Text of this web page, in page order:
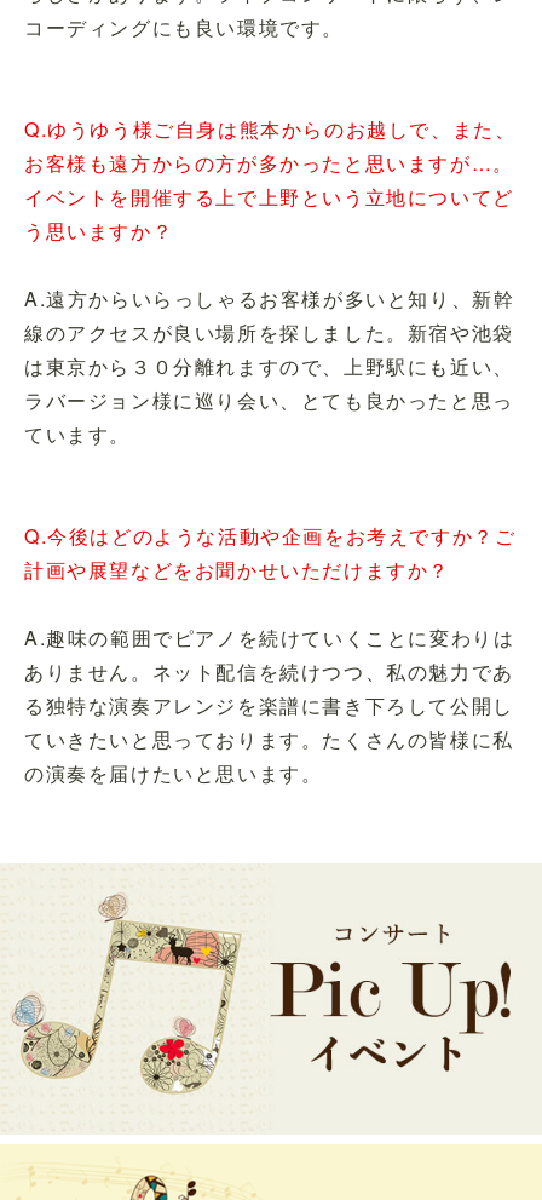
コーディングにも良い環境です。
Q.ゆうゆう様ご自身は熊本からのお越しで、また、
お客様も遠方からの方が多かったと思いますが…。
イベントを開催する上で上野という立地についてど
う思いますか？
A.遠方からいらっしゃるお客様が多いと知り、新幹
線のアクセスが良い場所を探しました。新宿や池袋
は東京から３０分離れますので、上野駅にも近い、
ラバージョン様に巡り会い、とても良かったと思っ
ています。
Q.今後はどのような活動や企画をお考えですか？ご
計画や展望などをお聞かせいただけますか？
A.趣味の範囲でピアノを続けていくことに変わりは
ありません。ネット配信を続けつつ、私の魅力であ
る独特な演奏アレンジを楽譜に書き下ろして公開し
ていきたいと思っております。たくさんの皆様に私
の演奏を届けたいと思います。